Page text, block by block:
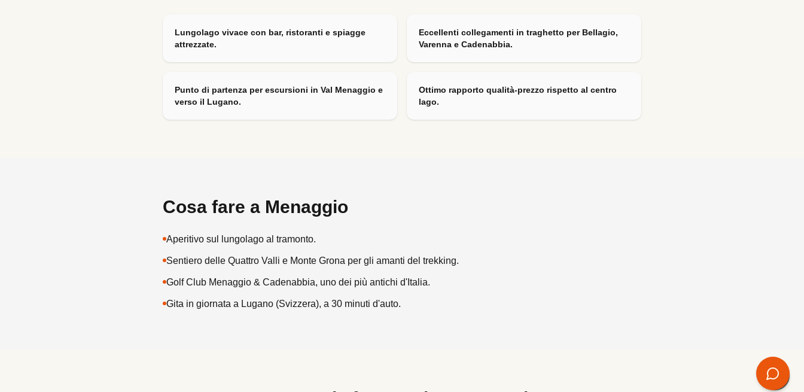
Lungolago vivace con bar, ristoranti e spiagge
attrezzate.
Eccellenti collegamenti in traghetto per Bellagio,
Varenna e Cadenabbia.
Punto di partenza per escursioni in Val Menaggio e
verso il Lugano.
Ottimo rapporto qualità-prezzo rispetto al centro
lago.
Cosa fare a Menaggio
Aperitivo sul lungolago al tramonto.
Sentiero delle Quattro Valli e Monte Grona per gli amanti del trekking.
Golf Club Menaggio & Cadenabbia, uno dei più antichi d'Italia.
Gita in giornata a Lugano (Svizzera), a 30 minuti d'auto.